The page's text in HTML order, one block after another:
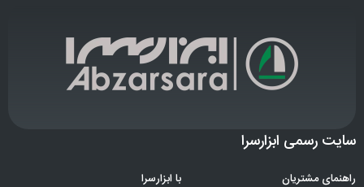
سایت رسمی ابزارسرا
راهنمای مشتریان با ابزارسرا